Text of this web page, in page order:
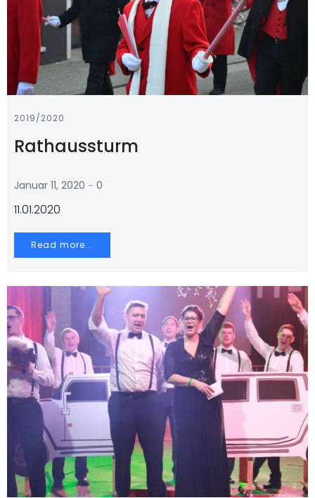
2019/2020
Rathaussturm
Januar 11, 2020 - 0
11.01.2020
Read more...